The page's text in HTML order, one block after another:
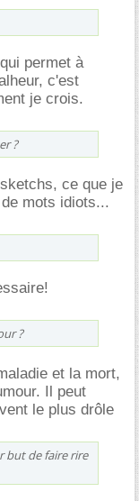
permet à
c'est
je crois.
?
ce que je
mots idiots...
?
et la mort,
Il peut
le plus drôle
but de faire rire